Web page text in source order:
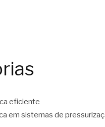
eficiente
em sistemas de